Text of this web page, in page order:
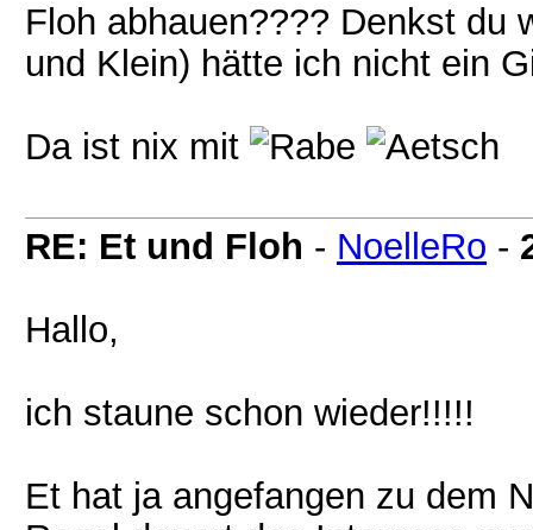
Floh abhauen???? Denkst du
und Klein) hätte ich nicht ein
Da ist nix mit
RE: Et und Floh - NoelleRo -
Hallo,
ich staune schon wieder!!!!!
Et hat ja angefangen zu dem